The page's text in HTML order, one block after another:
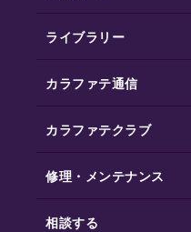
ライブラリー
カラファテ通信
カラファテクラブ
修理・メンテナンス
相談する